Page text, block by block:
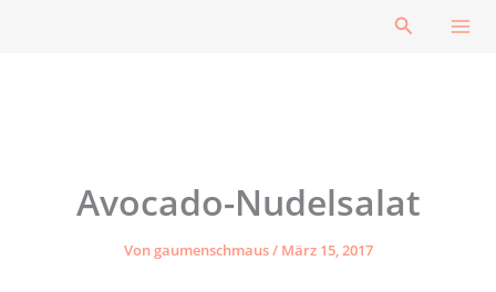
Suchen
Avocado-Nudelsalat
Vongaumenschmaus/ März 15, 2017